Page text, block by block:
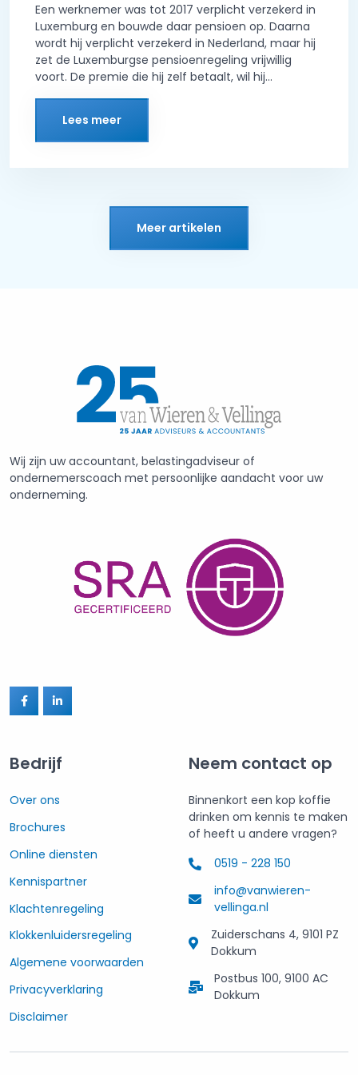
Een werknemer was tot 2017 verplicht verzekerd in
Luxemburg en bouwde daar pensioen op. Daarna
wordt hij verplicht verzekerd in Nederland, maar hij
zet de Luxemburgse pensioenregeling vrijwillig
voort. De premie die hij zelf betaalt, wil hij...
Lees meer
Meer artikelen
Wij zijn uw accountant, belastingadviseur of
ondernemerscoach met persoonlijke aandacht voor uw
onderneming.
Bedrijf
Over ons
Brochures
Online diensten
Kennispartner
Klachtenregeling
Klokkenluidersregeling
Algemene voorwaarden
Privacyverklaring
Disclaimer
Neem contact op
Binnenkort een kop koffie
drinken om kennis te maken
of heeft u andere vragen?
0519 - 228 150
info@vanwieren-
vellinga.nl
Zuiderschans 4, 9101 PZ
Dokkum
Postbus 100, 9100 AC
Dokkum